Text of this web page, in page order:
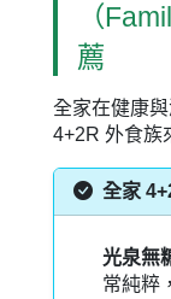
（
薦
全家在健康
4+2R 外食族
全家
光泉無
常純粹